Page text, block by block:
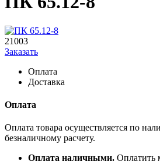
21003
Заказать
Оплата
Доставка
Оплата
Оплата товара осуществляется по
безналичному расчету.
Оплата наличными. Оплатить